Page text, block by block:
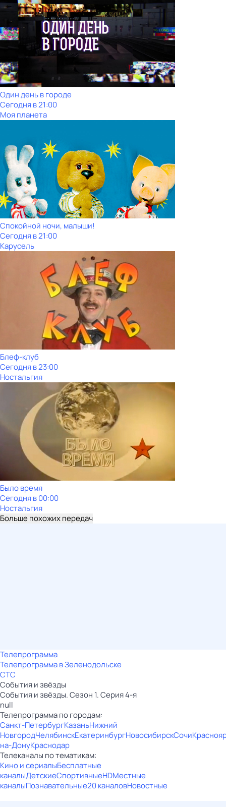
Один день в городе
Сегодня в 21:00
Моя планета
Спокойной ночи, малыши!
Сегодня в 21:00
Карусель
Блеф-клуб
Сегодня в 23:00
Ностальгия
Было время
Сегодня в 00:00
Ностальгия
Больше похожих передач
Телепрограмма
Телепрограмма в Зеленодольске
СТС
События и звёзды
События и звёзды. Сезон 1. Серия 4-я
null
Телепрограмма по городам:
Санкт-ПетербургКазаньНижний
НовгородЧелябинскЕкатеринбургНовосибирскСочи
на-ДонуКраснодар
Телеканалы по тематикам:
Кино и сериалыБесплатные
каналыДетскиеСпортивныеHDМестные
каналыПознавательные20 каналовНовостные